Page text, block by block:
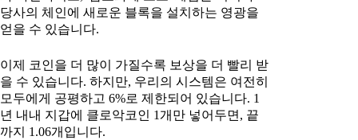
당사의 체인에 새로운 블록을 설치하는 영광을
얻을 수 있습니다.
이제 코인을 더 많이 가질수록 보상을 더 빨리 받
을 수 있습니다. 하지만, 우리의 시스템은 여전히
모두에게 공평하고 6%로 제한되어 있습니다. 1
년 내내 지갑에 클로악코인 1개만 넣어두면, 끝
까지 1.06개입니다.